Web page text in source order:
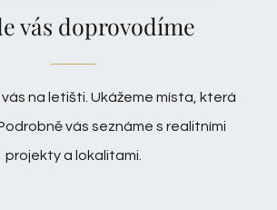
vás doprovodíme
na letišti. Ukážeme místa, která
vás seznáme s realitními
projekty a lokalitami.